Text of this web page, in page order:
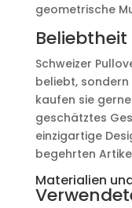
geometrische
Schweizer
beliebt,
kaufen sie
geschätztes
einzigartige
begehrten
Materialien